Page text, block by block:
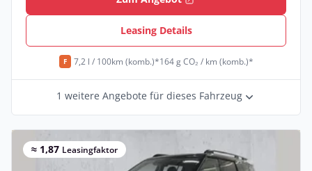
Leasing Details
F 7,2 l / 100km (komb.)*164 g CO₂ / km (komb.)*
1 weitere Angebote für dieses Fahrzeug
≈ 1,87 Leasingfaktor